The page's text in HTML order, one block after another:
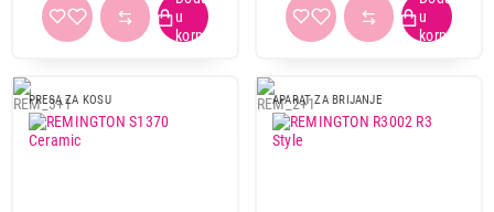
PRESA ZA KOSU APARAT ZA BRIJANJE